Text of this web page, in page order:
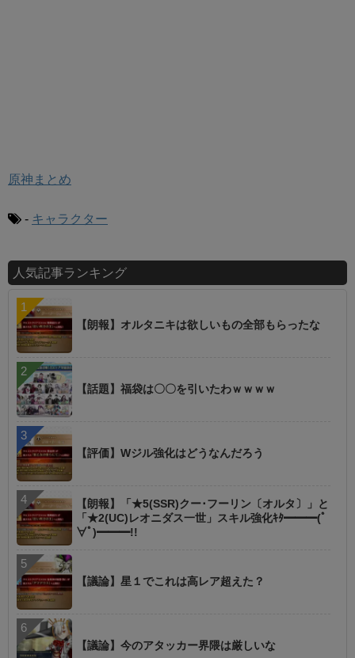
原神まとめ
- キャラクター
人気記事ランキング
【朗報】オルタニキは欲しいもの全部もらったな
【話題】福袋は〇〇を引いたわｗｗｗｗ
【評価】Wジル強化はどうなんだろう
【朗報】「★5(SSR)クー･フーリン〔オルタ〕」と
「★2(UC)レオニダス一世」スキル強化ｷﾀ━━━(ﾟ
∀ﾟ)━━━!!
【議論】星１でこれは高レア超えた？
【議論】今のアタッカー界隈は厳しいな